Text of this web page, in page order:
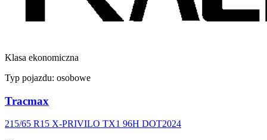
Klasa ekonomiczna
Typ pojazdu: osobowe
Tracmax
215/65 R15 X-PRIVILO TX1 96H DOT2024